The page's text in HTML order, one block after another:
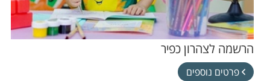
הרשמה לצהרון כפיר
פרטים נוספים